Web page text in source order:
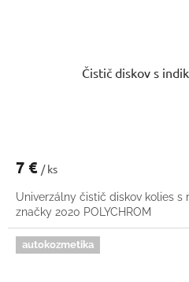
Čistič diskov s
7 € / ks
Univerzálny čistič diskov kolies s
značky 2020 POLYCHROM
autokozmetika